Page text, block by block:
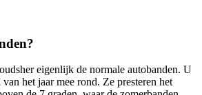
eigenlijk de normale autobanden. U
het jaar mee rond. Ze presteren het